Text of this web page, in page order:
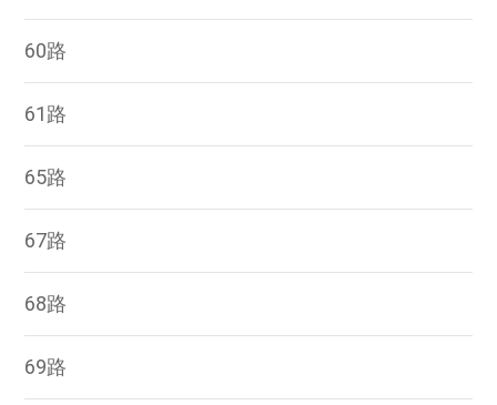
60路
61路
65路
67路
68路
69路